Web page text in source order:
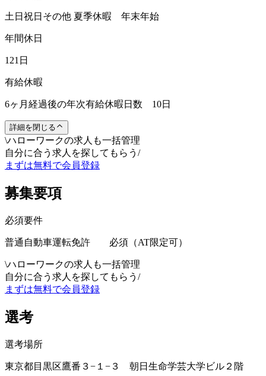
土日祝日その他 夏季休暇 年末年始
年間休日
121日
有給休暇
6ヶ月経過後の年次有給休暇日数 10日
詳細を閉じる
\ハローワークの求人も一括管理
自分に合う求人を探してもらう /
まずは無料で会員登録
募集要項
必須要件
普通自動車運転免許 必須（AT限定可）
\ハローワークの求人も一括管理
自分に合う求人を探してもらう /
まずは無料で会員登録
選考
選考場所
東京都目黒区鷹番３−１−３ 朝日生命学芸大学ビル２階